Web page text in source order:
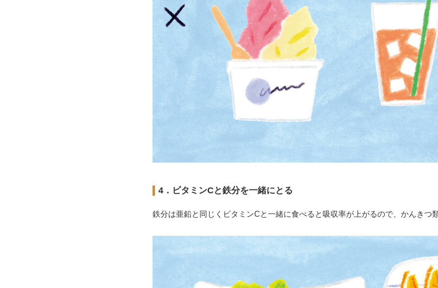
4．ビタミンCと鉄分を一緒にとる
鉄分は亜鉛と同じくビタミンCと一緒に食べると吸収率が上がるので、かんきつ